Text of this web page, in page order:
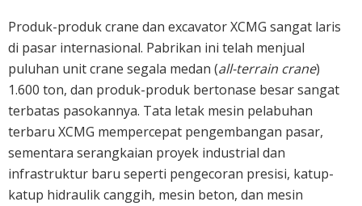
Produk-produk crane dan excavator XCMG sangat laris
di pasar internasional. Pabrikan ini telah menjual
puluhan unit crane segala medan (all-terrain crane)
1.600 ton, dan produk-produk bertonase besar sangat
terbatas pasokannya. Tata letak mesin pelabuhan
terbaru XCMG mempercepat pengembangan pasar,
sementara serangkaian proyek industrial dan
infrastruktur baru seperti pengecoran presisi, katup-
katup hidraulik canggih, mesin beton, dan mesin